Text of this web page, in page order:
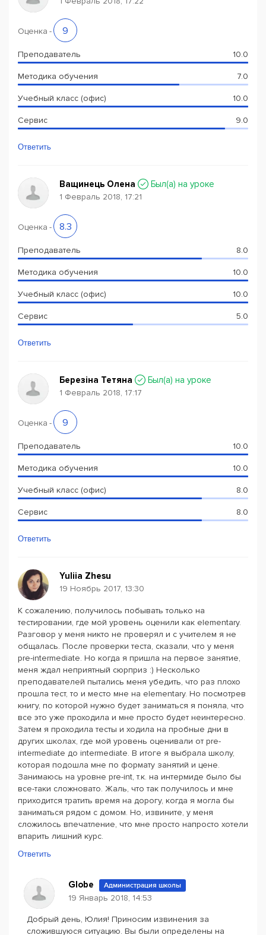
Оценка - 9
Преподаватель 10.0
Методика обучения 7.0
Учебный класс (офис) 10.0
Сервис 9.0
Ответить
Ващинець Олена Был(a) на уроке
1 Февраль 2018, 17:21
Оценка - 8.3
Преподаватель 8.0
Методика обучения 10.0
Учебный класс (офис) 10.0
Сервис 5.0
Ответить
Березіна Тетяна Был(a) на уроке
1 Февраль 2018, 17:17
Оценка - 9
Преподаватель 10.0
Методика обучения 10.0
Учебный класс (офис) 8.0
Сервис 8.0
Ответить
Yuliia Zhesu
19 Ноябрь 2017, 13:30
К сожалению, получилось побывать только на
тестировании, где мой уровень оценили как elementary.
Разговор у меня никто не проверял и с учителем я не
общалась. После проверки теста, сказали, что у меня
pre-intermediate. Но когда я пришла на первое занятие,
меня ждал неприятный сюрприз :) Несколько
преподавателей пытались меня убедить, что раз плохо
прошла тест, то и место мне на elementary. Но посмотрев
книгу, по которой нужно будет заниматься я поняла, что
все это уже проходила и мне просто будет неинтересно.
Затем я проходила тесты и ходила на пробные дни в
других школах, где мой уровень оценивали от pre-
intermediate до intermediate. В итоге я выбрала школу,
которая подошла мне по формату занятий и цене.
Занимаюсь на уровне pre-int, т.к. на интермиде было бы
все-таки сложновато. Жаль, что так получилось и мне
приходится тратить время на дорогу, когда я могла бы
заниматься рядом с домом. Но, извините, у меня
сложилось впечатление, что мне просто напросто хотели
впарить лишний курс.
Ответить
Globe Администрация школы
19 Январь 2018, 14:53
Добрый день, Юлия! Приносим извинения за
сложившуюся ситуацию. Вы были определены на